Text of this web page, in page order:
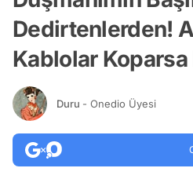
Dedirtenlerden!
Kablolar Koparsa
Duru - Onedio Üyesi